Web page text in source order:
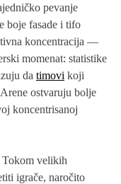
pevanje
boje fasade i tifo
koncentracija —
momenat: statistike
da timovi koji
ostvaruju bolje
koncentrisanoj
Tokom velikih
igrače, naročito